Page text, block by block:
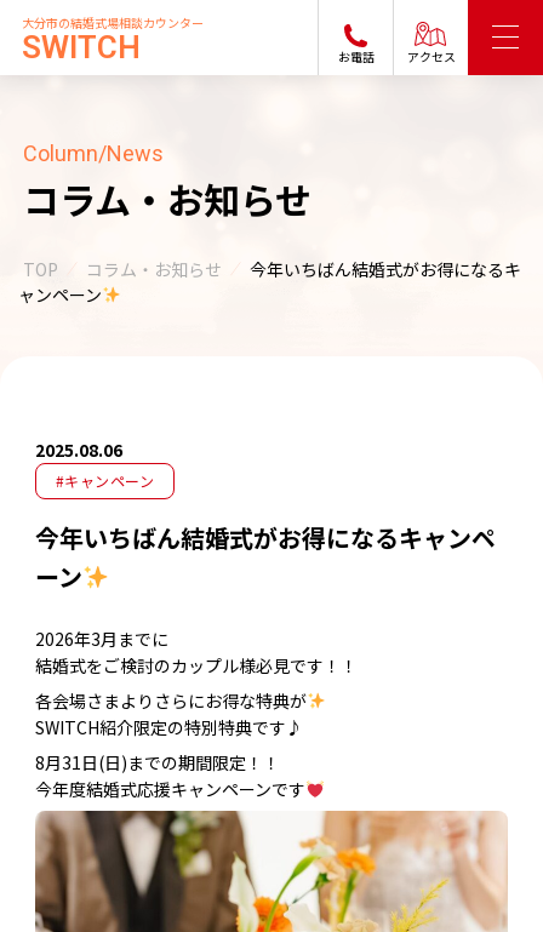
大分市の結婚式場相談カウンター
SWITCH お電話 アクセス
Column/News
コラム・お知らせ
TOP コラム・お知らせ
今年いちばん結婚式がお得になるキ
ャンペーン
2025.08.06
#キャンペーン
今年いちばん結婚式がお得になるキャンペ
ーン
2026年3月までに
結婚式をご検討のカップル様必見です！！
各会場さまよりさらにお得な特典が
SWITCH紹介限定の特別特典です♪
8月31日(日)までの期間限定！！
今年度結婚式応援キャンペーンです